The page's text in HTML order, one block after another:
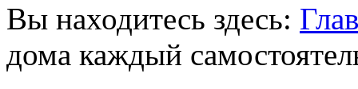
Вы находитесь здесь:
дома каждый